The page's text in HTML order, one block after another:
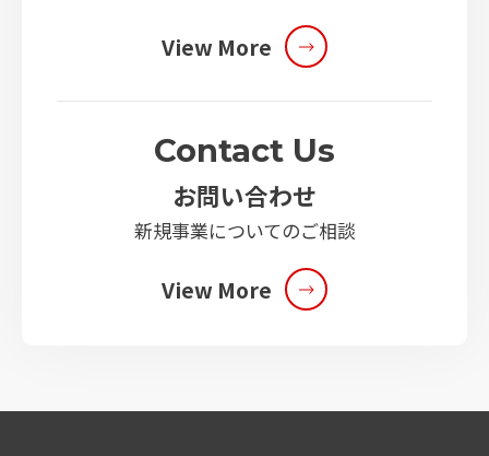
View More
Contact Us
お問い合わせ
新規事業についてのご相談
View More